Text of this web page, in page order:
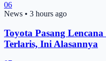
06
News • 3 hours ago
Toyota Pasang
Terlaris, Ini Alasannya